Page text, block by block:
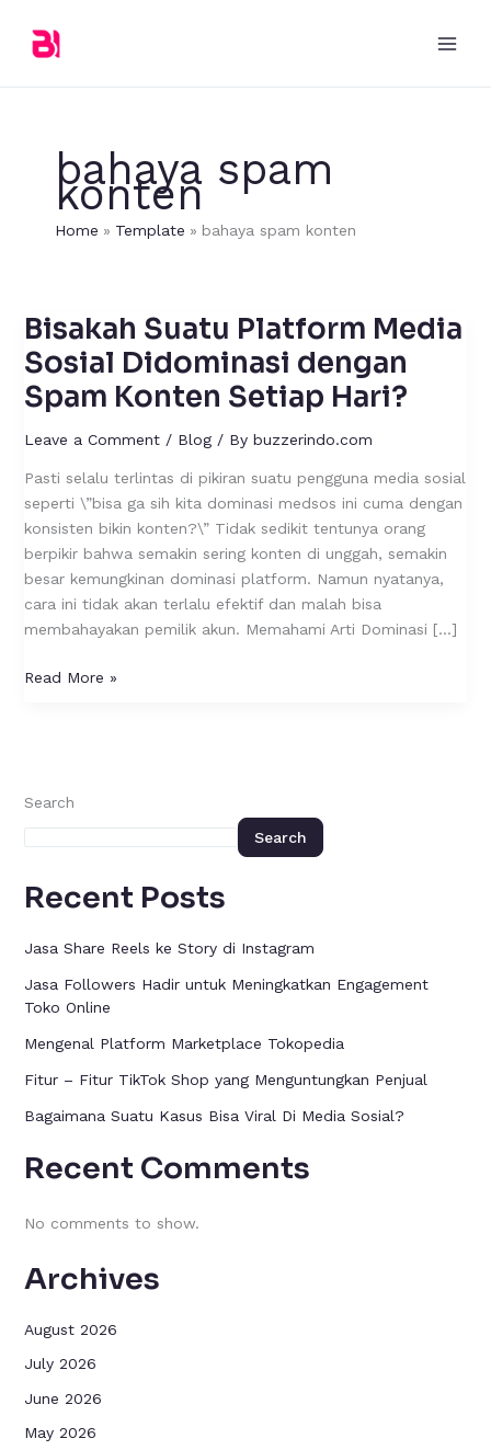
content
bahaya spam
konten
Home Template bahaya spam konten
Bisakah Suatu Platform Media
Sosial Didominasi dengan
Spam Konten Setiap Hari?
Leave a Comment / Blog/ By buzzerindo.com
Pasti selalu terlintas di pikiran suatu pengguna media sosial
seperti \”bisa ga sih kita dominasi medsos ini cuma dengan
konsisten bikin konten?\” Tidak sedikit tentunya orang
berpikir bahwa semakin sering konten di unggah, semakin
besar kemungkinan dominasi platform. Namun nyatanya,
cara ini tidak akan terlalu efektif dan malah bisa
membahayakan pemilik akun. Memahami Arti Dominasi […]
Bisakah
Suatu
Platform
Media
Didominasi
dengan
Spam
Konten
Setiap
Hari?
Read More »
Search
Search
Recent Posts
Jasa Share Reels ke Story di Instagram
Jasa Followers Hadir untuk Meningkatkan Engagement
Toko Online
Mengenal Platform Marketplace Tokopedia
Fitur – Fitur TikTok Shop yang Menguntungkan Penjual
Bagaimana Suatu Kasus Bisa Viral Di Media Sosial?
Recent Comments
No comments to show.
Archives
August 2026
July 2026
June 2026
May 2026